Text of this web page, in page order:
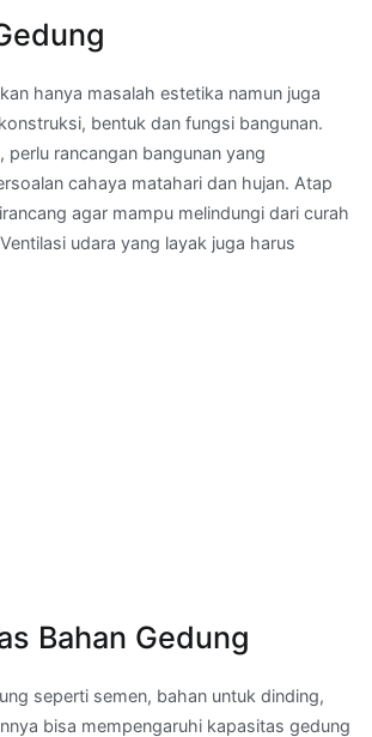
hanya masalah estetika namun juga
bentuk dan fungsi bangunan.
perlu rancangan bangunan yang
cahaya matahari dan hujan. Atap
agar mampu melindungi dari curah
udara yang layak juga harus
Bahan Gedung
seperti semen, bahan untuk dinding,
bisa mempengaruhi kapasitas gedung